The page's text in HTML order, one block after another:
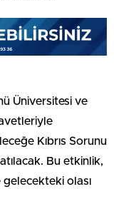
Üniversitesi ve
Kıbrıs Sorunu
Bu etkinlik,
gelecekteki olası